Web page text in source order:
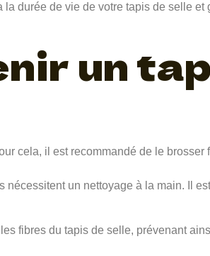
durée de vie de votre tapis de selle et
un
cela, il est recommandé de le
un nettoyage à la main. Il
fibres du tapis de selle, prévenant